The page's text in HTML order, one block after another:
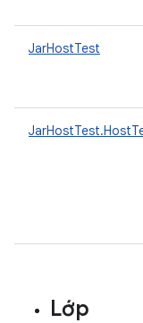
JarHostTest
Lớp